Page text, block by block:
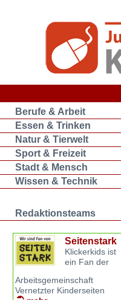
Berufe & Arbeit
Essen & Trinken
Natur & Tierwelt
Sport & Freizeit
Stadt & Mensch
Wissen & Technik
Redaktionsteams
Seitenstark
Klickerkids ist
ein Fan der
Arbeitsgemeinschaft
Vernetzter Kinderseiten